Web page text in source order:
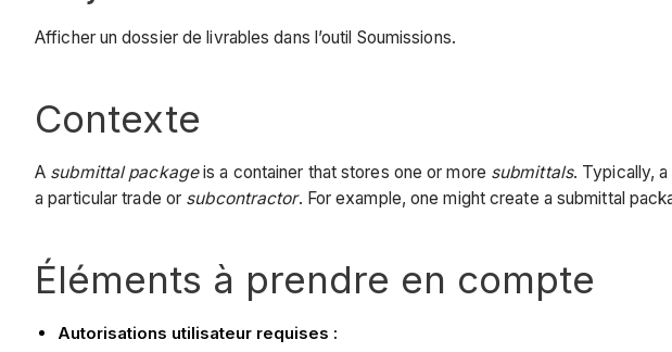
Afficher un dossier de livrables dans l’outil Soumissions.
Contexte
A submittal packageis a container that stores one or more submittals. Typically, a
a particular trade or subcontractor. For example, one might create a submittal
Éléments à prendre en compte
Autorisations utilisateur requises :